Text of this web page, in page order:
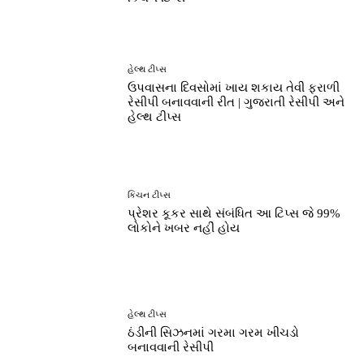
હેલ્થ ટીપ્સ
ઉપવાસના દિવસોમાં ખાય શકાય તેવી ફરાળી
રેસીપી બનાવવાની રીત | ગુજરાતી રેસીપી અને
હેલ્થ ટીપ્સ
કિચન ટીપ્સ
પ્રેશર કૂકર સાથે સંબંધિત આ ટિપ્સ જે 99%
લોકોને ખબર નહીં હોય
હેલ્થ ટીપ્સ
ઠંડીની સિઝનમાં ગરમા ગરમ ખીચડો
બનાવવાની રેસીપી